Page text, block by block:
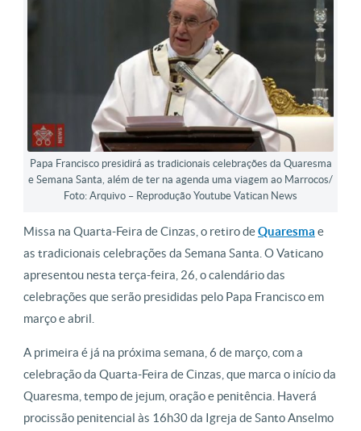
Papa Francisco presidirá as tradicionais celebrações da Quaresma
e Semana Santa, além de ter na agenda uma viagem ao Marrocos/
Foto: Arquivo – Reprodução Youtube Vatican News
Missa na Quarta-Feira de Cinzas, o retiro deQuaresma e
as tradicionais celebrações da Semana Santa. O Vaticano
apresentou nesta terça-feira, 26, o calendário das
celebrações que serão presididas pelo Papa Francisco em
março e abril.
A primeira é já na próxima semana, 6 de março, com a
celebração da Quarta-Feira de Cinzas, que marca o início da
Quaresma, tempo de jejum, oração e penitência. Haverá
procissão penitencial às 16h30 da Igreja de Santo Anselmo